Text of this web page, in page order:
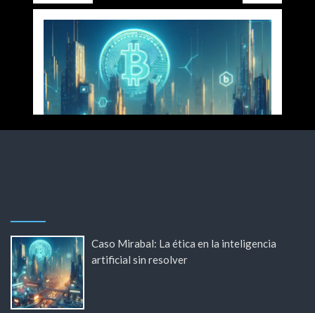
Caso Mirabal: La ética en la inteligencia
artificial sin resolver